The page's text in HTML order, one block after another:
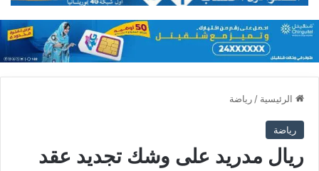
الرئيسية / رياضة
رياضة
ريال مدريد على وشك تجديد عقد